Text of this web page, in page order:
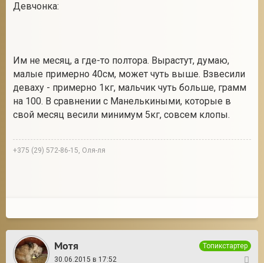
Девчонка:
Им не месяц, а где-то полтора. Вырастут, думаю,
малые примерно 40см, может чуть выше. Взвесили
деваху - примерно 1кг, мальчик чуть больше, грамм
на 100. В сравнении с Манелькиными, которые в
свой месяц весили минимум 5кг, совсем клопы.
+375 (29) 572-86-15, Оля-ля
Мотя
Топикстартер
30.06.2015 в 17:52